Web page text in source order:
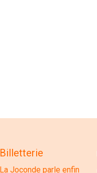
Billetterie
La Joconde parle enfin